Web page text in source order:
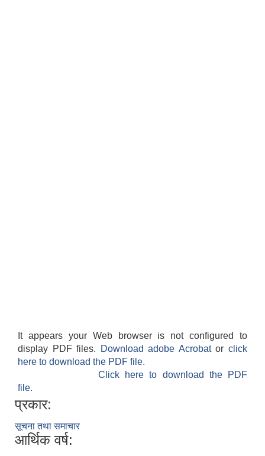
It appears your Web browser is not configured to
display PDF files.
Download adobe Acrobatorclick
here to download the PDF file.
Click here to download the PDF
file.
प्रकार:
सूचना तथा समाचार
आर्थिक वर्ष: